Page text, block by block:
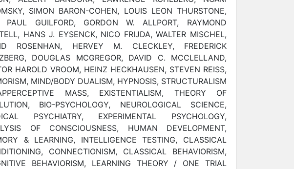
SIMON BARON-COHEN, LOUIS LEON THURSTONE,
PAUL GUILFORD, GORDON W. ALLPORT, RAYMOND
HANS J. EYSENCK, NICO FRIJDA, WALTER MISCHEL,
ROSENHAN, HERVEY M. CLECKLEY, FREDERICK
DOUGLAS MCGREGOR, DAVID C. MCCLELLAND,
HAROLD VROOM, HEINZ HECKHAUSEN, STEVEN REISS,
MIND/BODY DUALISM, HYPNOSIS, STRUCTURALISM
MASS, EXISTENTIALISM, THEORY OF
BIO-PSYCHOLOGY, NEUROLOGICAL SCIENCE,
PSYCHIATRY, EXPERIMENTAL PSYCHOLOGY,
OF CONSCIOUSNESS, HUMAN DEVELOPMENT,
& LEARNING, INTELLIGENCE TESTING, CLASSICAL
CONNECTIONISM, CLASSICAL BEHAVIORISM,
BEHAVIORISM, LEARNING THEORY / ONE TRIAL